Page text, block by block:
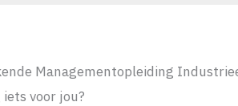
Managementopleiding
voor jou?